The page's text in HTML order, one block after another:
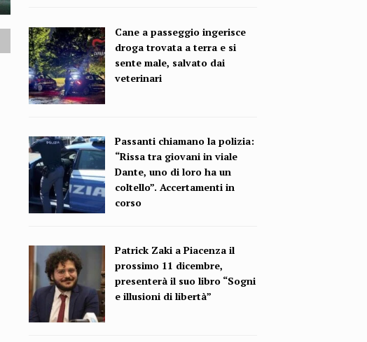
Cane a passeggio ingerisce
droga trovata a terra e si
sente male, salvato dai
veterinari
Passanti chiamano la polizia:
“Rissa tra giovani in viale
Dante, uno di loro ha un
coltello”. Accertamenti in
corso
Patrick Zaki a Piacenza il
prossimo 11 dicembre,
presenterà il suo libro “Sogni
e illusioni di libertà”